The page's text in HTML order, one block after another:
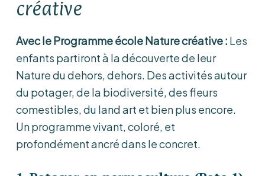
créative
Avec le Programme école Nature créative : Les
enfants partiront à la découverte de leur
Nature du dehors, dehors. Des activités autour
du potager, de la biodiversité, des fleurs
comestibles, du land art et bien plus encore.
Un programme vivant, coloré, et
profondément ancré dans le concret.